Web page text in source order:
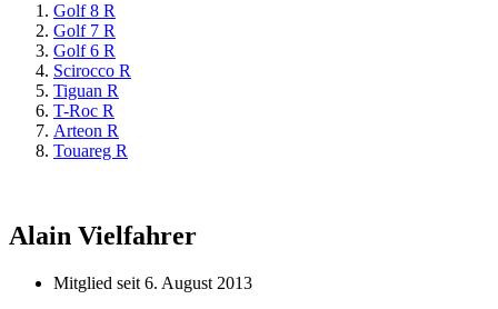
Golf 8 R
Golf 7 R
Golf 6 R
Scirocco R
Tiguan R
T-Roc R
Arteon R
Touareg R
Alain Vielfahrer
Mitglied seit 6. August 2013